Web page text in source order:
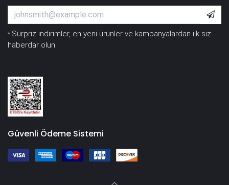
* Sürpriz indirimler, en yeni ürünler ve kampanyalardan ilk siz
haberdar olun.
Güvenli Ödeme Sistemi